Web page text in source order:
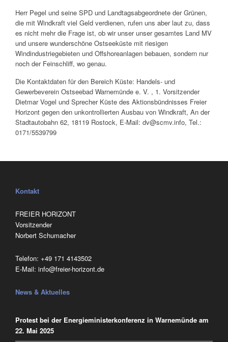
Herr Pegel und seine SPD und Landtagsabgeordnete der Grünen,
die mit Windkraft viel Geld verdienen, rufen uns aber laut zu, dass
es nicht mehr die Frage ist, ob wir unser unser gesamtes Land MV
und unsere wunderschöne Ostseeküste mit riesigen
Windindustriegebieten und Offshoreanlagen bebauen, sondern nur
noch der Feinschliff, wo genau.
Die Kontaktdaten für den Bereich Küste: Handels- und
Gewerbeverein Ostseebad Warnemünde e. V. , 1. Vorsitzender
Dietmar Vogel und Sprecher Küste des Aktionsbündnisses Freier
Horizont gegen den unkontrollierten Ausbau von Windkraft, An der
Stadtautobahn 62, 18119 Rostock, E-Mail: dv@scmv.info, Tel.:
0171/5539799
Kontakt
FREIER HORIZONT
Vorsitzender
Norbert Schumacher
Telefon: ‭+49 171 4143502
E-Mail: info@freier-horizont.de
News & Aktuelles
Protest bei der Energieministerkonferenz in Warnemünde am
22. Mai 2025